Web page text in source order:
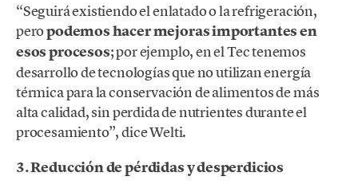
“Seguirá existiendo el enlatado o la refrigeración,
peropodemos hacer mejoras importantes en
esos procesos; por ejemplo, en el Tec tenemos
desarrollo de tecnologías que no utilizan energía
térmica para la conservación de alimentos de más
alta calidad, sin perdida de nutrientes durante el
procesamiento”, dice Welti.
3. Reducción de pérdidas y desperdicios